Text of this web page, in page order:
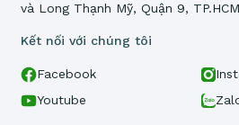
và Long Thạnh Mỹ, Quận 9, TP.HCM
Kết nối với chúng tôi
Facebook
Youtube